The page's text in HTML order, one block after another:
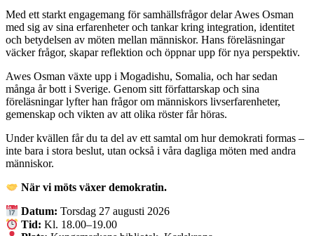
Med ett starkt engagemang för samhällsfrågor delar Awes Osman
med sig av sina erfarenheter och tankar kring integration, identitet
och betydelsen av möten mellan människor. Hans föreläsningar
väcker frågor, skapar reflektion och öppnar upp för nya perspektiv.
Awes Osman växte upp i Mogadishu, Somalia, och har sedan
många år bott i Sverige. Genom sitt författarskap och sina
föreläsningar lyfter han frågor om människors livserfarenheter,
gemenskap och vikten av att olika röster får höras.
Under kvällen får du ta del av ett samtal om hur demokrati formas –
inte bara i stora beslut, utan också i våra dagliga möten med andra
människor.
När vi möts växer demokratin.
Datum: Torsdag 27 augusti 2026
Tid: Kl. 18.00–19.00